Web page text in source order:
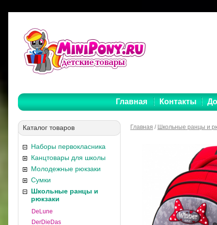
Главная Контакты
Каталог товаров
Наборы первокласника
Канцтовары для школы
Молодежные рюкзаки
Сумки
Школьные ранцы и
рюкзаки
DeLune
DerDieDas
Главная / Школьные ранцы и